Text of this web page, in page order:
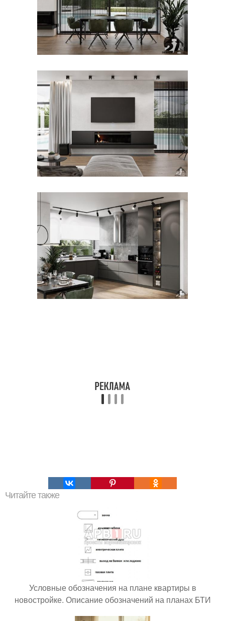
Читайте также
Условные обозначения на плане квартиры в
новостройке. Описание обозначений на планах БТИ